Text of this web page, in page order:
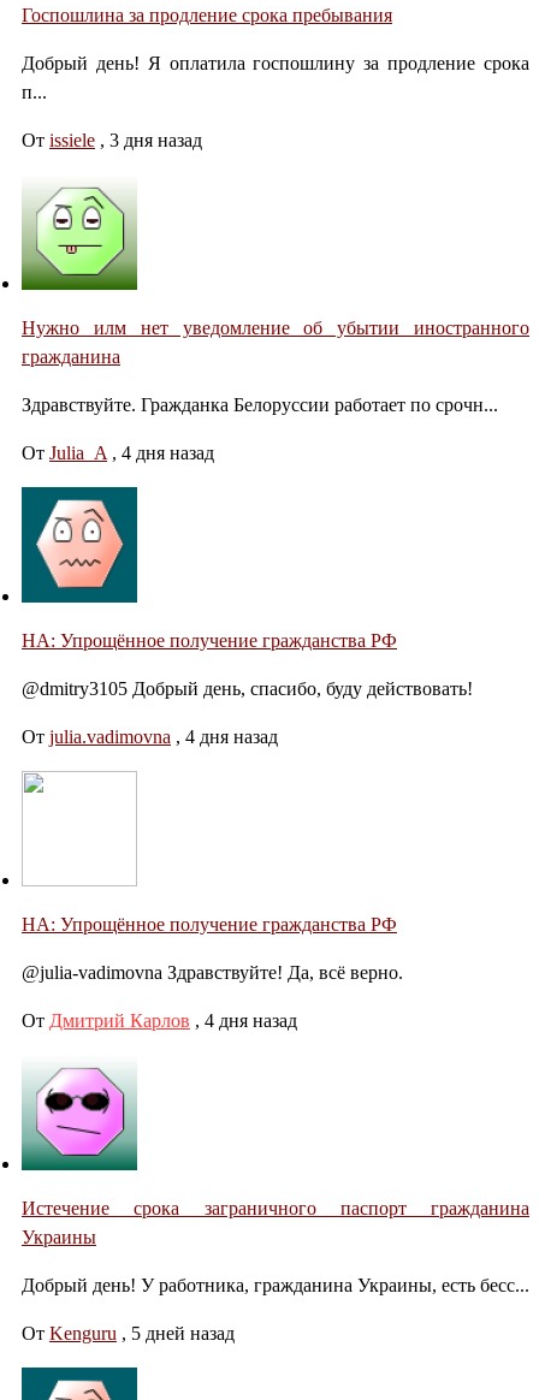
Госпошлина за продление срока пребывания
Добрый день! Я оплатила госпошлину за продление срока
п...
От issiele , 3 дня назад
Нужно илм нет уведомление об убытии иностранного
гражданина
Здравствуйте. Гражданка Белоруссии работает по срочн...
От Julia_A , 4 дня назад
НА: Упрощённое получение гражданства РФ
@dmitry3105 Добрый день, спасибо, буду действовать!
От julia.vadimovna , 4 дня назад
НА: Упрощённое получение гражданства РФ
@julia-vadimovna Здравствуйте! Да, всё верно.
От Дмитрий Карлов , 4 дня назад
Истечение срока заграничного паспорт гражданина
Украины
Добрый день! У работника, гражданина Украины, есть бесс...
От Kenguru , 5 дней назад